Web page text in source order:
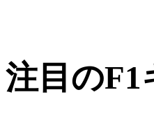
注目のF1